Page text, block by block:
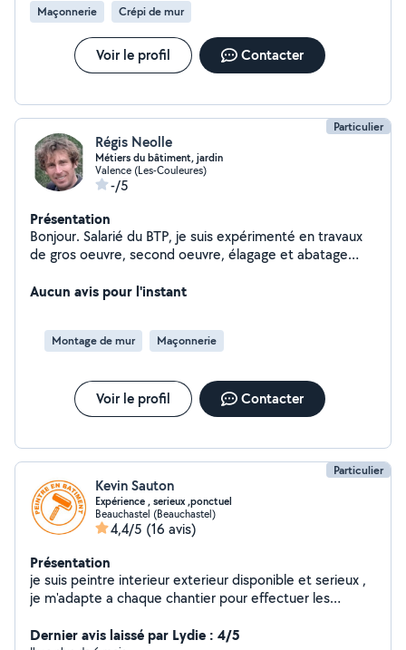
N'hésitez pas à nous contacter en message privé ou par
téléphone
Maçonnerie Crépi de mur
Voir le profil Contacter
Particulier
Régis Neolle
Métiers du bâtiment, jardin
Valence (Les-Couleures)
-/5
Présentation
Bonjour. Salarié du BTP, je suis expérimenté en travaux
de gros oeuvre, second oeuvre, élagage et abatage
travaux en hauteur ou travaux d'accès difficile.
aussi intervenir sur divers travaux du bâtiment ou du
jardin. Je suis essentiellement disponible en semaine à
Aucun avis pour l'instant
Montage de mur Maçonnerie
Voir le profil Contacter
Particulier
Kevin Sauton
Expérience , serieux ,ponctuel
Beauchastel (Beauchastel)
4,4/5 (16 avis)
Présentation
je suis peintre interieur exterieur disponible et serieux ,
je m'adapte a chaque chantier pour effectuer les
les satisfaires joint de placo ponçage a la giraf peintures
Dernier avis laissé par Lydie : 4/5